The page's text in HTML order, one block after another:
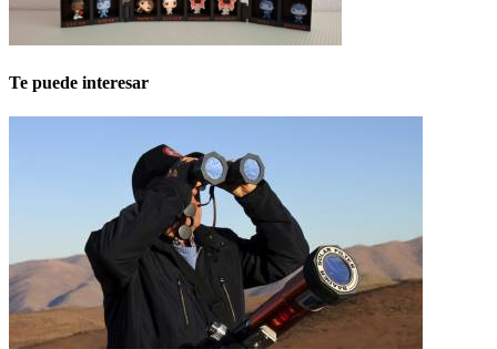
Te puede interesar